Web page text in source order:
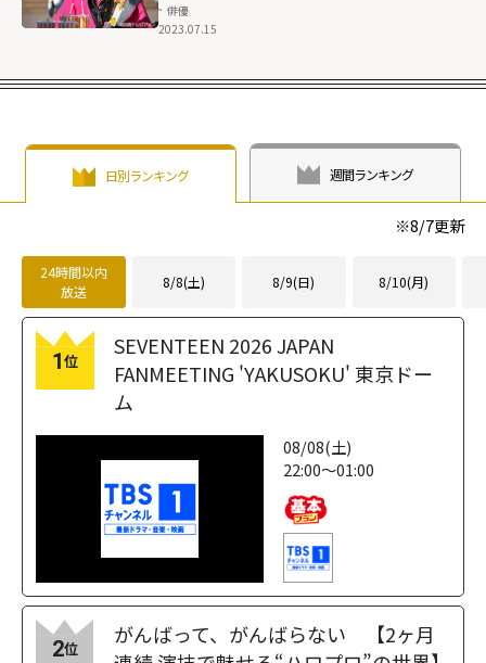
「デート～恋と
しら～」"
width="304"
height="203"
igh">
俳優
2023.07.15
日別ランキング 週間ランキング
※8/7更新
24時間以内
放送
8/8(土) 8/9(日) 8/10(月)
1位
SEVENTEEN 2026 JAPAN
FANMEETING 'YAKUSOKU' 東京ドー
ム
08/08(土)
22:00～01:00
2位
がんばって、がんばらない 【2ヶ月